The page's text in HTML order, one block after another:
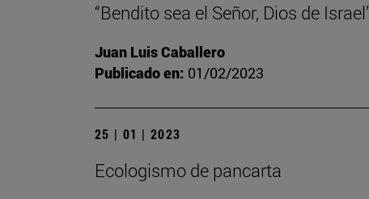
“Bendito sea el Señor, Dios de
Juan Luis Caballero
Publicado en: 01/02/2023
25 | 01 | 2023
Ecologismo de pancarta